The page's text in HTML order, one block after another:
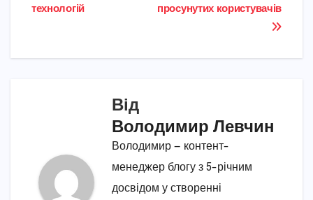
просунутих користувачів
технологій
Від
Володимир Левчин
Володимир — контент-
менеджер блогу з 5-річним
досвідом у створенні